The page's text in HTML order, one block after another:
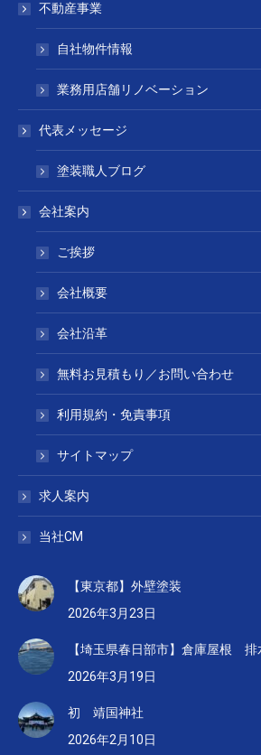
不動産事業
自社物件情報
業務用店舗リノベーション
代表メッセージ
塗装職人ブログ
会社案内
ご挨拶
会社概要
会社沿革
無料お見積もり／お問い合わせ
利用規約・免責事項
サイトマップ
求人案内
当社CM
【東京都】外壁塗装
2026年3月23日
【埼玉県春日部市】倉庫屋根 排
2026年3月19日
初 靖国神社
2026年2月10日